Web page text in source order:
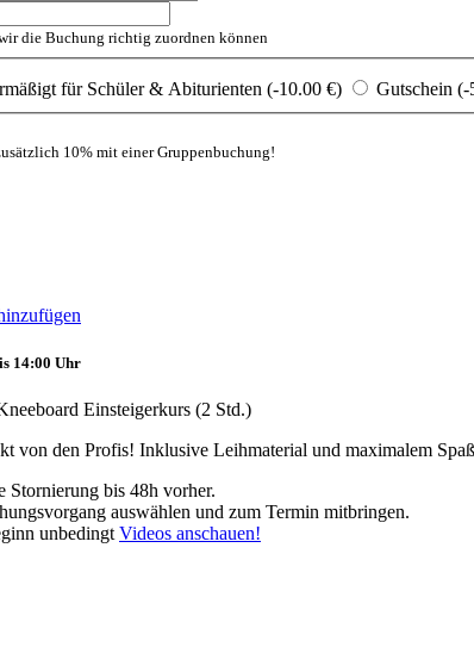
die Buchung richtig zuordnen können
für Schüler & Abiturienten (-10.00 €) Gutschein (-
10% mit einer Gruppenbuchung!
14:00 Uhr
Einsteigerkurs (2 Std.)
von den Profis! Inklusive Leihmaterial und maximalem
Stornierung bis 48h vorher.
auswählen und zum Termin mitbringen.
unbedingt Videos anschauen!